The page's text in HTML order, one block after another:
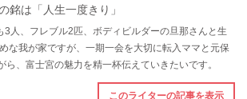
銘は「人生一度きり」
3人、フレブル2匹、ボディビルダーの旦那さんと生
な我が家ですが、一期一会を大切に転入ママと元保
ら、富士宮の魅力を精一杯伝えていきたいです。
このライターの記事を表示